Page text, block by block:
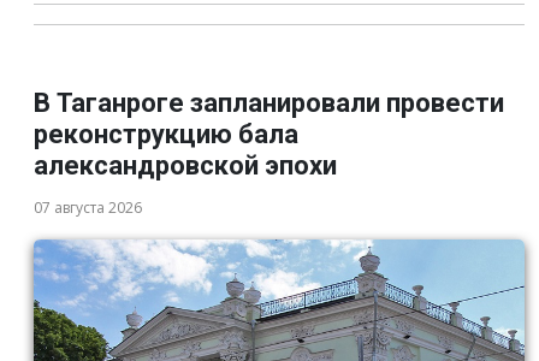
В Таганроге запланировали провести
реконструкцию бала
александровской эпохи
07 августа 2026